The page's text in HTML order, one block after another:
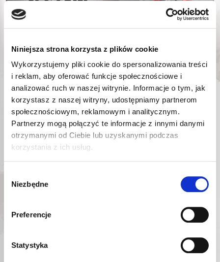
Niniejsza strona korzysta z plików cookie
Wykorzystujemy pliki cookie do spersonalizowania treści
i reklam, aby oferować funkcje społecznościowe i
analizować ruch w naszej witrynie. Informacje o tym, jak
korzystasz z naszej witryny, udostępniamy partnerom
społecznościowym, reklamowym i analitycznym.
Partnerzy mogą połączyć te informacje z innymi danymi
otrzymanymi od Ciebie lub uzyskanymi podczas
korzystania z ich usług.
zgody
Niezbędne
Preferencje
Statystyka
ROOKS KLUCZ
93 MM MAGNETIC
Nr katalogowy:
64,30
OK-
Najniższa cena promocyjna